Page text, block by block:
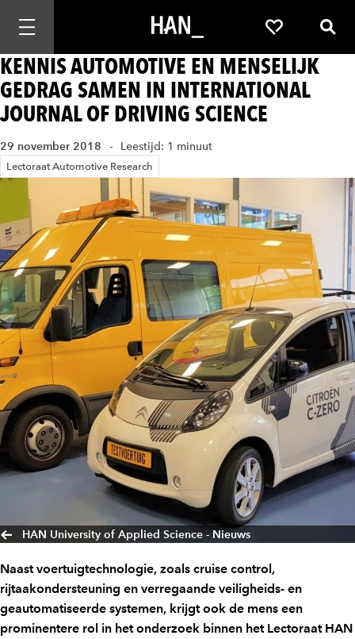
Mobiele navigatie openen Favorieten
KENNIS AUTOMOTIVE EN MENSELIJK
GEDRAG SAMEN IN INTERNATIONAL
JOURNAL OF DRIVING SCIENCE
29 november 2018 Leestijd: 1 minuut
Lectoraat Automotive Research
HAN University of Applied Science - Nieuws
Naast voertuigtechnologie, zoals cruise control,
rijtaakondersteuning en verregaande veiligheids- en
geautomatiseerde systemen, krijgt ook de mens een
prominentere rol in het onderzoek binnen het Lectoraat HAN